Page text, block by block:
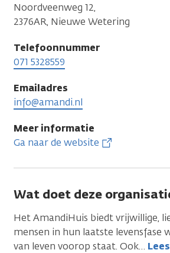
Noordveenweg 12,
2376AR, Nieuwe Wetering
Telefoonnummer
071 5328559
Emailadres
info@amandi.nl
Meer informatie
Ga naar de website
Wat doet deze
Het AmandiHuis biedt vrijwillige,
mensen in hun laatste levensfase
van leven voorop staat. Ook…